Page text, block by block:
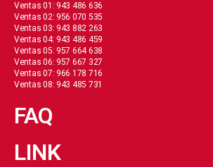
Ventas 01: 943 486 636
Ventas 02: 956 070 535
Ventas 03: 943 882 263
Ventas 04: 943 486 459
Ventas 05: 957 664 638
Ventas 06: 957 667 327
Ventas 07: 966 178 716
Ventas 08: 943 485 731
FAQ
LINK